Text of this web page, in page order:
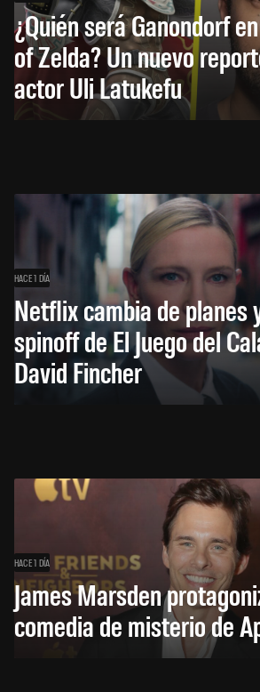
¿Quién será Ganondorf
of Zelda? Un nuevo
actor Uli Latukefu
HACE 1 DÍA
Netflix cambia de planes
spinoff de El Juego del
David Fincher
HACE 1 DÍA
James Marsden
comedia de misterio de